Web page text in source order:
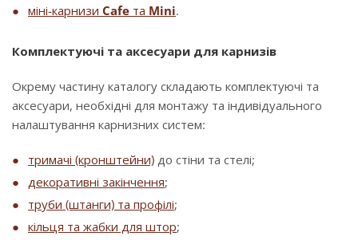
міні-карнизи Cafe та Mini.
Комплектуючі та аксесуари для карнизів
Окрему частину каталогу складають комплектуючі та
аксесуари, необхідні для монтажу та індивідуального
налаштування карнизних систем:
тримачі (кронштейни) до стіни та стелі;
декоративні закінчення;
труби (штанги) та профілі;
кільця та жабки для штор;